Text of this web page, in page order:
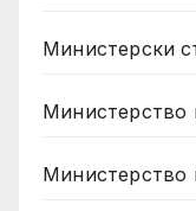
Министерски
Министерство
Министерство